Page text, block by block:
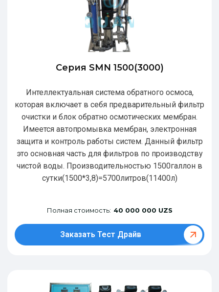
Серия SMN 1500(3000)
Интеллектуальная система обратного осмоса,
которая включает в себя предварительный фильтр
очистки и блок обратно осмотических мембран.
Имеется автопромывка мембран, электронная
защита и контроль работы систем. Данный фильтр
это основная часть для фильтров по производству
чистой воды. Производительностью 1500галлон в
сутки(1500*3,8)=5700литров(11400л)
Полная стоимость: 40 000 000 UZS
Заказать Тест Драйв